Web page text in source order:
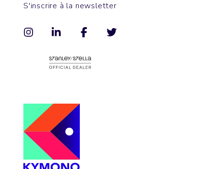
S'inscrire à la newsletter